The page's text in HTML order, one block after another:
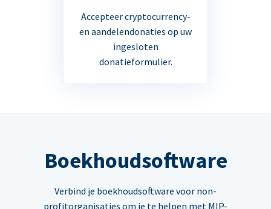
Accepteer cryptocurrency-
en aandelendonaties op uw
ingesloten
donatieformulier.
Boekhoudsoftware
Verbind je boekhoudsoftware voor non-
profitorganisaties om je te helpen met MIP-